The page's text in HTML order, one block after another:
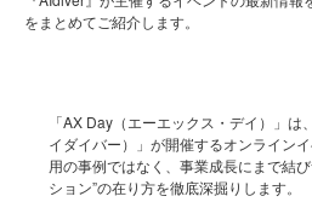
をまとめてご紹介します。
「AX Day（エーエックス・デイ）」
イダイバー）」が開催するオンライン
用の事例ではなく、事業成長にまで結
ション”の在り方を徹底深掘りします。